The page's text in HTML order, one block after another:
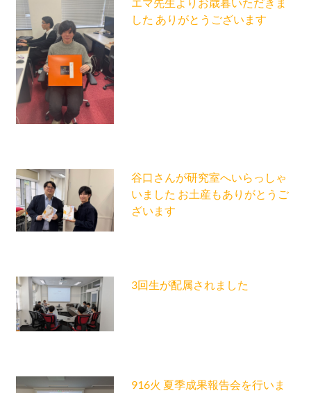
した ありがとうございます
谷口さんが研究室へいらっしゃ
いました お土産もありがとうご
ざいます
3回生が配属されました
916火 夏季成果報告会を行いま